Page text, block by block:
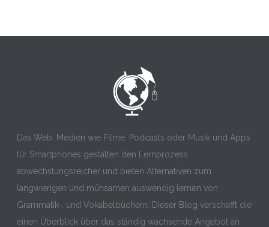
Das Web, Medien wie Filme, Podcasts oder Musik und Apps
für Smartphones gestalten den Lernprozess
abwechslungsreicher und bieten Alternativen zum
langwierigen und mühsamen auswendig lernen von
Grammatik-, und Vokabelbüchern. Dieser Blog verschafft die
einen Überblick über das ständig wachsende Angebot an